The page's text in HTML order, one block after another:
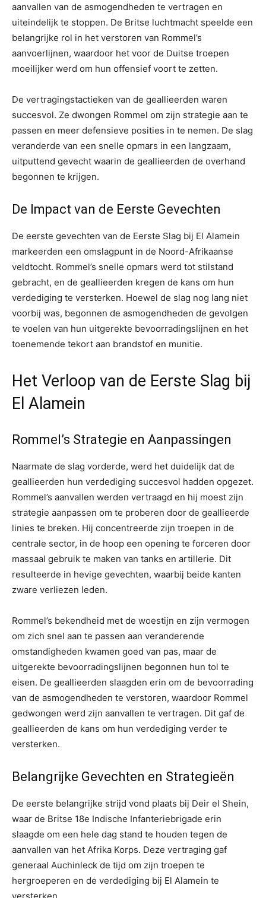
aanvallen van de asmogendheden te vertragen en
uiteindelijk te stoppen. De Britse luchtmacht speelde een
belangrijke rol in het verstoren van Rommel’s
aanvoerlijnen, waardoor het voor de Duitse troepen
moeilijker werd om hun offensief voort te zetten.
De vertragingstactieken van de geallieerden waren
succesvol. Ze dwongen Rommel om zijn strategie aan te
passen en meer defensieve posities in te nemen. De slag
veranderde van een snelle opmars in een langzaam,
uitputtend gevecht waarin de geallieerden de overhand
begonnen te krijgen.
De Impact van de Eerste Gevechten
De eerste gevechten van de Eerste Slag bij El Alamein
markeerden een omslagpunt in de Noord-Afrikaanse
veldtocht. Rommel’s snelle opmars werd tot stilstand
gebracht, en de geallieerden kregen de kans om hun
verdediging te versterken. Hoewel de slag nog lang niet
voorbij was, begonnen de asmogendheden de gevolgen
te voelen van hun uitgerekte bevoorradingslijnen en het
toenemende tekort aan brandstof en munitie.
Het Verloop van de Eerste Slag bij
El Alamein
Rommel’s Strategie en Aanpassingen
Naarmate de slag vorderde, werd het duidelijk dat de
geallieerden hun verdediging succesvol hadden opgezet.
Rommel’s aanvallen werden vertraagd en hij moest zijn
strategie aanpassen om te proberen door de geallieerde
linies te breken. Hij concentreerde zijn troepen in de
centrale sector, in de hoop een opening te forceren door
massaal gebruik te maken van tanks en artillerie. Dit
resulteerde in hevige gevechten, waarbij beide kanten
zware verliezen leden.
Rommel’s bekendheid met de woestijn en zijn vermogen
om zich snel aan te passen aan veranderende
omstandigheden kwamen goed van pas, maar de
uitgerekte bevoorradingslijnen begonnen hun tol te
eisen. De geallieerden slaagden erin om de bevoorrading
van de asmogendheden te verstoren, waardoor Rommel
gedwongen werd zijn aanvallen te vertragen. Dit gaf de
geallieerden de kans om hun verdediging verder te
versterken.
Belangrijke Gevechten en Strategieën
De eerste belangrijke strijd vond plaats bij Deir el Shein,
waar de Britse 18e Indische Infanteriebrigade erin
slaagde om een hele dag stand te houden tegen de
aanvallen van het Afrika Korps. Deze vertraging gaf
generaal Auchinleck de tijd om zijn troepen te
hergroeperen en de verdediging bij El Alamein te
versterken.